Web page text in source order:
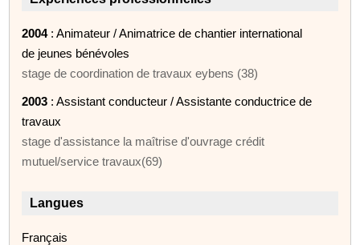
2004: Animateur / Animatrice de chantier international
de jeunes bénévoles
stage de coordination de travaux eybens (38)
2003 : Assistant conducteur / Assistante conductrice de
travaux
stage d'assistance la maîtrise d'ouvrage crédit
mutuel/service travaux(69)
Langues
Français